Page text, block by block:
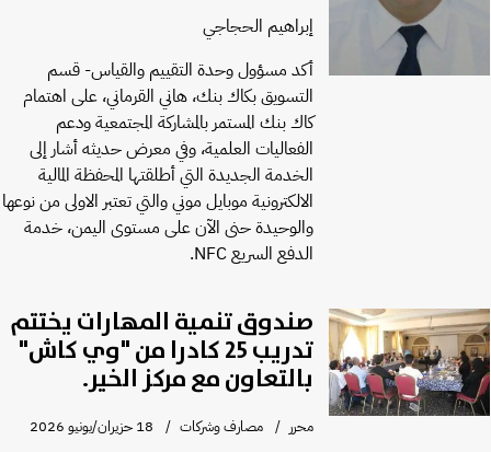
إبراهيم الحجاجي
أكد مسؤول وحدة التقييم والقياس- قسم
التسويق بكاك بنك، هاني القرماني، على اهتمام
كاك بنك المستمر بالمشاركة المجتمعية ودعم
الفعاليات العلمية، وفي معرض حديثه أشار إلى
الخدمة الجديدة التي أطلقتها المحفظة المالية
الالكترونية موبايل موني والتي تعتبر الاولى من نوعھا
والوحيدة حنى الآن على مستوى اليمن، خدمة
الدفع السريع NFC.
صندوق تنمية المهارات يختتم
تدريب 25 كادرا من "وي كاش"
بالتعاون مع مركز الخير.
محرر مصارف وشركات 18 حزيران/يونيو 2026